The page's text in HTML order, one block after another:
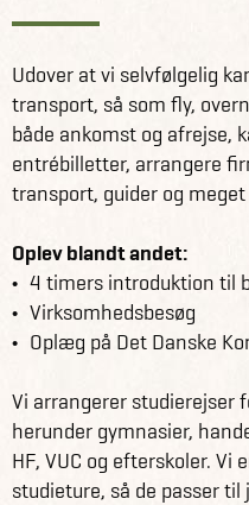
Udover at vi selvfølgelig
transport, så som fly,
både ankomst og afrejse,
entrébilletter, arrangere
transport, guider og
Oplev blandt andet:
4 timers introduktion til
Virksomhedsbesøg
Oplæg på Det Danske
Vi arrangerer studierejser
herunder gymnasier,
HF, VUC og efterskoler.
studieture, så de passer